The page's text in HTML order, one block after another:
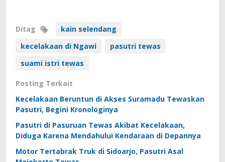
Ditag
kain selendang
kecelakaan di Ngawi
pasutri tewas
suami istri tewas
Posting Terkait
Kecelakaan Beruntun di Akses Suramadu Tewaskan
Pasutri, Begini Kronologinya
Pasutri di Pasuruan Tewas Akibat Kecelakaan,
Diduga Karena Mendahului Kendaraan di Depannya
Motor Tertabrak Truk di Sidoarjo, Pasutri Asal